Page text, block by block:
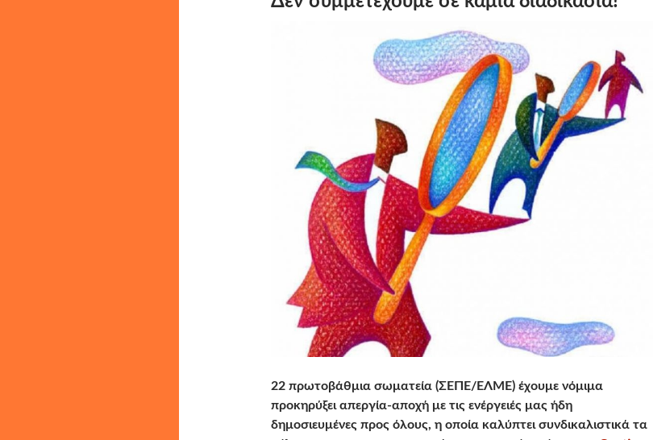
22 πρωτοβάθμια σωματεία (ΣΕΠΕ/ΕΛΜΕ) έχουμε νόμιμα
προκηρύξει απεργία-αποχή με τις ενέργειές μας ήδη
δημοσιευμένες προς όλους, η οποία καλύπτει συνδικαλιστικά τα